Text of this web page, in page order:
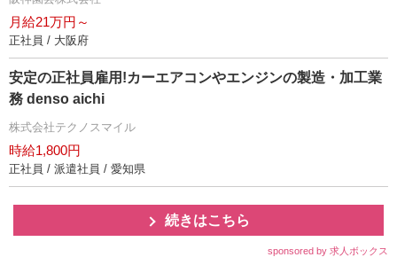
月給21万円～
正社員 / 大阪府
安定の正社員雇用!カーエアコンやエンジンの製造・加工業
務 denso aichi
株式会社テクノスマイル
時給1,800円
正社員 / 派遣社員 / 愛知県
続きはこちら
sponsored by 求人ボックス